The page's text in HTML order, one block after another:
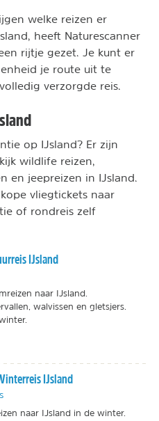
welke reizen er
heeft Naturescanner
rijtje gezet. Je kunt er
je route uit te
verzorgde reis.
op IJsland? Er zijn
wildlife reizen,
en jeepreizen in IJsland.
vliegtickets naar
of rondreis zelf
IJsland
naar IJsland.
walvissen en gletsjers.
IJsland
naar IJsland in de winter.